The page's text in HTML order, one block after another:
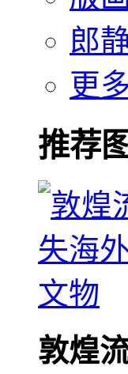
郎
更
推荐
敦煌